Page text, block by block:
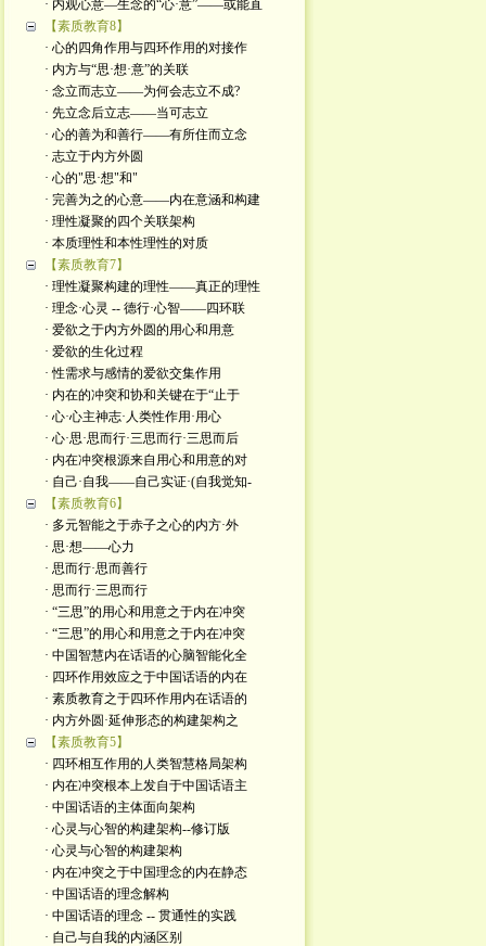
· 内观心意—生念的“心·意”——或能直
【素质教育8】
· 心的四角作用与四环作用的对接作
· 内方与“思·想·意”的关联
· 念立而志立——为何会志立不成?
· 先立念后立志——当可志立
· 心的善为和善行——有所住而立念
· 志立于内方外圆
· 心的"思·想"和"
· 完善为之的心意——内在意涵和构建
· 理性凝聚的四个关联架构
· 本质理性和本性理性的对质
【素质教育7】
· 理性凝聚构建的理性——真正的理性
· 理念·心灵 -- 德行·心智——四环联
· 爱欲之于内方外圆的用心和用意
· 爱欲的生化过程
· 性需求与感情的爱欲交集作用
· 内在的冲突和协和关键在于“止于
· 心·心主神志·人类性作用·用心
· 心·思·思而行·三思而行·三思而后
· 内在冲突根源来自用心和用意的对
· 自己·自我——自己实证·(自我觉知-
【素质教育6】
· 多元智能之于赤子之心的内方·外
· 思·想——心力
· 思而行·思而善行
· 思而行·三思而行
· “三思”的用心和用意之于内在冲突
· “三思”的用心和用意之于内在冲突
· 中国智慧内在话语的心脑智能化全
· 四环作用效应之于中国话语的内在
· 素质教育之于四环作用内在话语的
· 内方外圆·延伸形态的构建架构之
【素质教育5】
· 四环相互作用的人类智慧格局架构
· 内在冲突根本上发自于中国话语主
· 中国话语的主体面向架构
· 心灵与心智的构建架构--修订版
· 心灵与心智的构建架构
· 内在冲突之于中国理念的内在静态
· 中国话语的理念解构
· 中国话语的理念 -- 贯通性的实践
· 自己与自我的内涵区别